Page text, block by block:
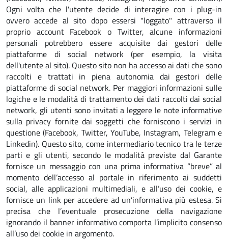
Ogni volta che l'utente decide di interagire con i plug-in
ovvero accede al sito dopo essersi "loggato" attraverso il
proprio account Facebook o Twitter, alcune informazioni
personali potrebbero essere acquisite dai gestori delle
piattaforme di social network (per esempio, la visita
dell'utente al sito). Questo sito non ha accesso ai dati che sono
raccolti e trattati in piena autonomia dai gestori delle
piattaforme di social network. Per maggiori informazioni sulle
logiche e le modalità di trattamento dei dati raccolti dai social
network, gli utenti sono invitati a leggere le note informative
sulla privacy fornite dai soggetti che forniscono i servizi in
questione (Facebook, Twitter, YouTube, Instagram, Telegram e
Linkedin). Questo sito, come intermediario tecnico tra le terze
parti e gli utenti, secondo le modalità previste dal Garante
fornisce un messaggio con una prima informativa “breve” al
momento dell’accesso al portale in riferimento ai suddetti
social, alle applicazioni multimediali, e all’uso dei cookie, e
fornisce un link per accedere ad un’informativa più estesa. Si
precisa che l’eventuale prosecuzione della navigazione
ignorando il banner informativo comporta l’implicito consenso
all’uso dei cookie in argomento.